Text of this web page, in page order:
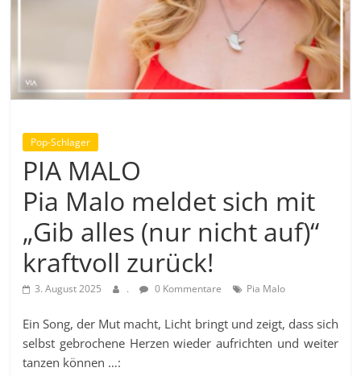
Pop-Schlager
PIA MALO
Pia Malo meldet sich mit
„Gib alles (nur nicht auf)“
kraftvoll zurück!
3. August 2025 . 0 Kommentare Pia Malo
Ein Song, der Mut macht, Licht bringt und zeigt, dass sich
selbst gebrochene Herzen wieder aufrichten und weiter
tanzen können …: